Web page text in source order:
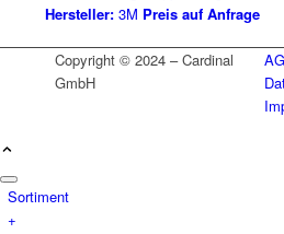
Hersteller:3M Preis auf Anfrage
Copyright © 2024 – Cardinal
GmbH
Sortiment
+